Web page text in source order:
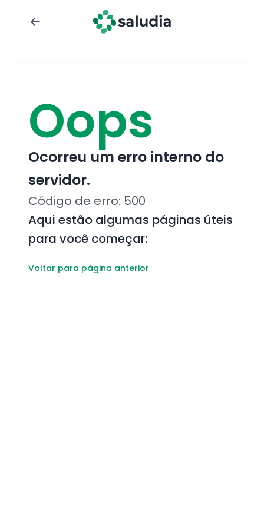
Oops
Ocorreu um erro interno do
servidor.
Código de erro: 500
Aqui estão algumas páginas úteis
para você começar:
Voltar para página anterior